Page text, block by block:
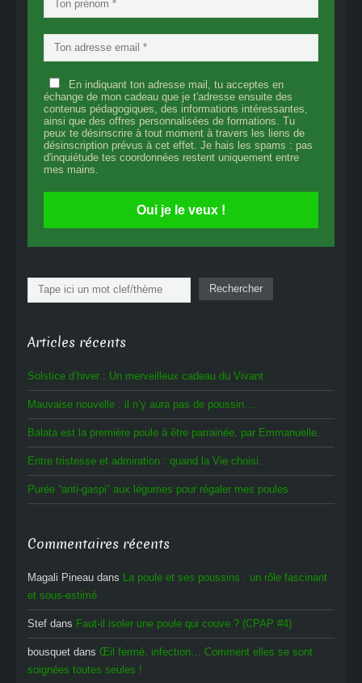
En indiquant ton adresse mail, tu acceptes en
échange de mon cadeau que je t'adresse ensuite des
contenus pédagogiques, des informations intéressantes,
ainsi que des offres personnalisées de formations. Tu
peux te désinscrire à tout moment à travers les liens de
désinscription prévus à cet effet. Je hais les spams : pas
d'inquiétude tes coordonnées restent uniquement entre
mes mains.
Oui je le veux !
Rechercher Rechercher
Articles récents
Solstice d’hiver : Un merveilleux cadeau du Vivant
Mauvaise nouvelle : il n’y aura pas de poussin…
Balata est la première poule à être parrainée, par Emmanuelle.
Entre tristesse et admiration : quand la Vie choisi.
Purée “anti-gaspi” aux légumes pour régaler mes poules
Commentaires récents
Magali Pineau dans
La poule et ses poussins : un rôle fascinant
et sous-estimé
Stef dans Faut-il isoler une poule qui couve ? (CPAP #4)
bousquet dans Œil fermé, infection… Comment elles se sont
soignées toutes seules !